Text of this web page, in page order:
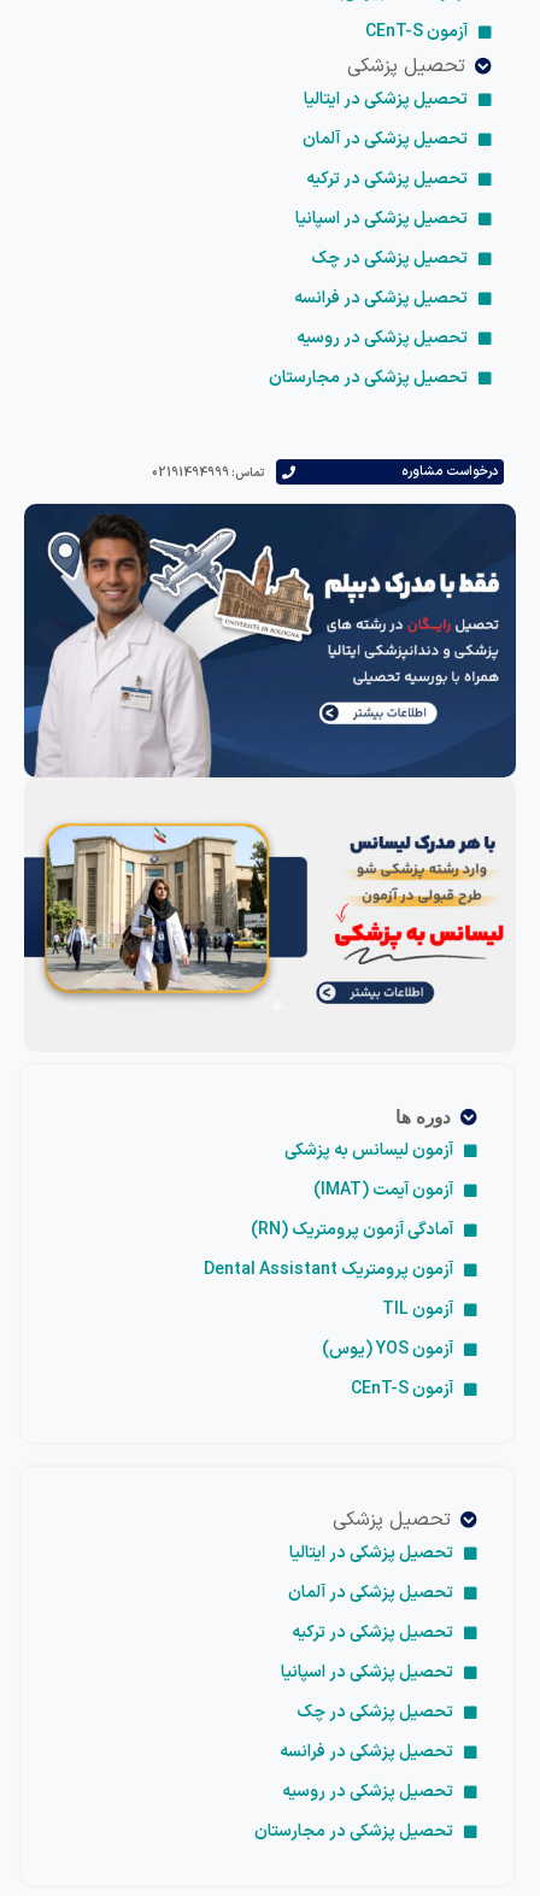
درخواست مشاوره تماس: 02191494999
دوره ها
آزمون لیسانس به پزشکی
آزمون آیمت (IMAT)
آمادگی آزمون پرومتریک (RN)
آزمون پرومتریک Dental Assistant
آزمون TIL
آزمون YOS (یوس)
آزمون CEnT-S
تحصیل پزشکی
تحصیل پزشکی در ایتالیا
تحصیل پزشکی در آلمان
تحصیل پزشکی در ترکیه
تحصیل پزشکی در اسپانیا
تحصیل پزشکی در چک
تحصیل پزشکی در فرانسه
تحصیل پزشکی در روسیه
تحصیل پزشکی در مجارستان
آزمون CEnT-S
تحصیل پزشکی
تحصیل پزشکی در ایتالیا
تحصیل پزشکی در آلمان
تحصیل پزشکی در ترکیه
تحصیل پزشکی در اسپانیا
تحصیل پزشکی در چک
تحصیل پزشکی در فرانسه
تحصیل پزشکی در روسیه
تحصیل پزشکی در مجارستان